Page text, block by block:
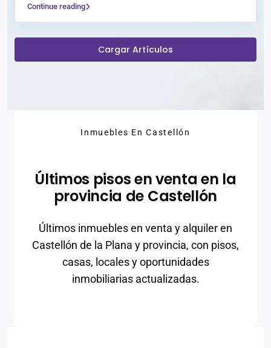
Continue reading
Cargar Artículos
Inmuebles En Castellón
Últimos pisos en venta en la
provincia de Castellón
Últimos inmuebles en venta y alquiler en
Castellón de la Plana y provincia, con pisos,
casas, locales y oportunidades
inmobiliarias actualizadas.